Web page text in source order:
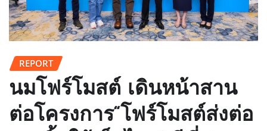
REPORT
นมโฟร์โมสต์ เดินหน้าสาน
ต่อโครงการ“โฟร์โมสต์ส่งต่อ